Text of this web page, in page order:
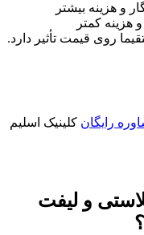
و هزینه بیشتر
هزینه کمتر
روی قیمت تأثیر دارد.
رایگان کلینیک اسلیم
و لیفت